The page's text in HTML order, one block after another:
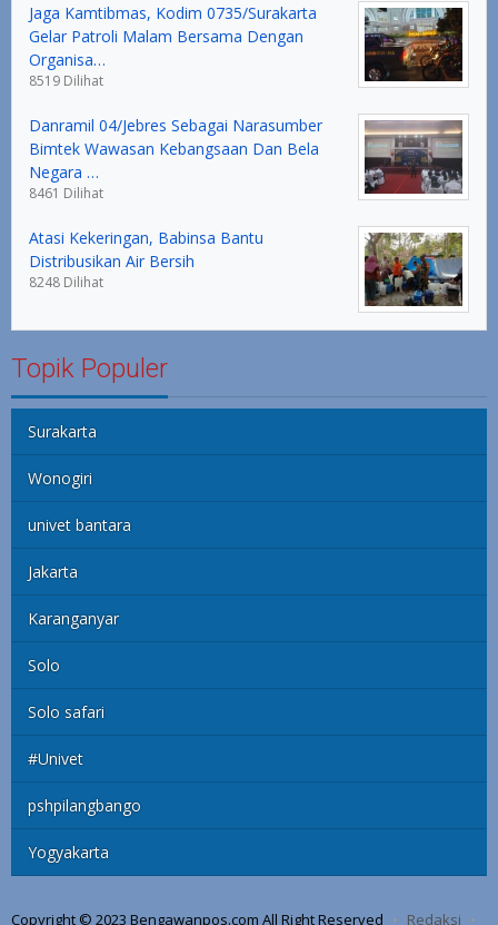
Jaga Kamtibmas, Kodim 0735/Surakarta
Gelar Patroli Malam Bersama Dengan
Organisa…
8519 Dilihat
Danramil 04/Jebres Sebagai Narasumber
Bimtek Wawasan Kebangsaan Dan Bela
Negara …
8461 Dilihat
Atasi Kekeringan, Babinsa Bantu
Distribusikan Air Bersih
8248 Dilihat
Topik Populer
Surakarta
Wonogiri
univet bantara
Jakarta
Karanganyar
Solo
Solo safari
#Univet
pshpilangbango
Yogyakarta
Copyright © 2023 Bengawanpos.com All Right Reserved Redaksi